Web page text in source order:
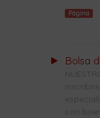
Página
Bolsa
con